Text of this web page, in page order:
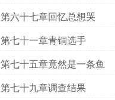
第六十七章回忆总想哭
第七十一章青铜选手
第七十五章竟然是一条鱼
第七十九章调查结果